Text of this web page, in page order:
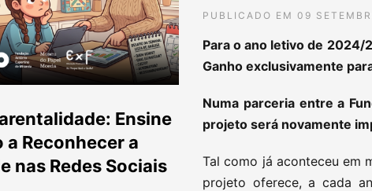
Ensine
a Reconhecer a
nas Redes Sociais
PUBLICADO EM 09
Para o ano letivo de 2024/
Ganho exclusivamente
Numa parceria entre a
projeto será novamente
Tal como já aconteceu em
projeto oferece, a cada